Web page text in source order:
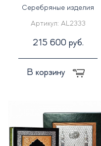
Серебряные изделия
Артикул: AL2333
215 600 руб.
В корзину